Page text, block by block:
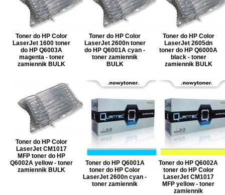
Toner do HP Color
LaserJet 1600 toner
do HP Q6003A
magenta - toner
zamiennik BULK
Toner do HP Color
LaserJet 2600n toner
do HP Q6001A cyan -
toner zamiennik
BULK
Toner do HP Color
LaserJet 2605dn
toner do HP Q6000A
black - toner
zamiennik BULK
Toner do HP Color
LaserJet CM1017
MFP toner do HP
Q6002A yellow - toner
zamiennik BULK
Toner do HP Q6001A
toner do HP Color
LaserJet 2600n cyan -
toner zamiennik
Toner do HP Q6002A
toner do HP Color
LaserJet CM1017
MFP yellow - toner
zamiennik